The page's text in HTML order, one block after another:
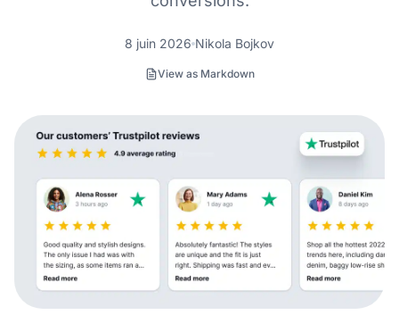
8 juin 2026 Nikola Bojkov
View as Markdown